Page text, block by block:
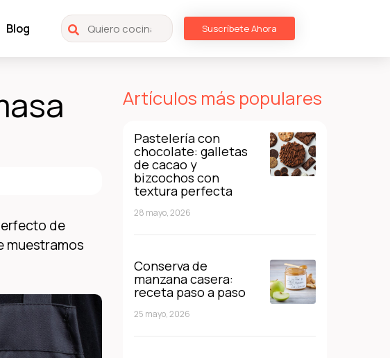
Blog Suscríbete Ahora
de
muestramos
Artículos más populares
Pastelería con
chocolate: galletas
de cacao y
bizcochos con
textura perfecta
28 mayo, 2026
Conserva de
manzana casera:
receta paso a paso
25 mayo, 2026